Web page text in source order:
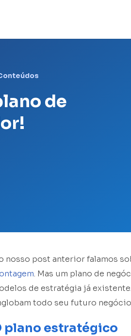
de
nosso post anterior falamos
. Mas um plano de
de estratégia já
todo seu futuro
plano estratégico